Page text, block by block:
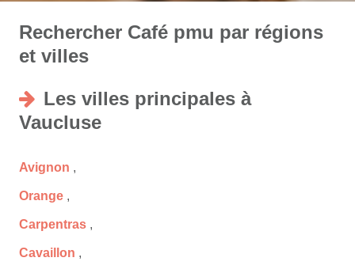
Rechercher Café pmu par régions
et villes
Les villes principales à
Vaucluse
Avignon ,
Orange ,
Carpentras ,
Cavaillon ,